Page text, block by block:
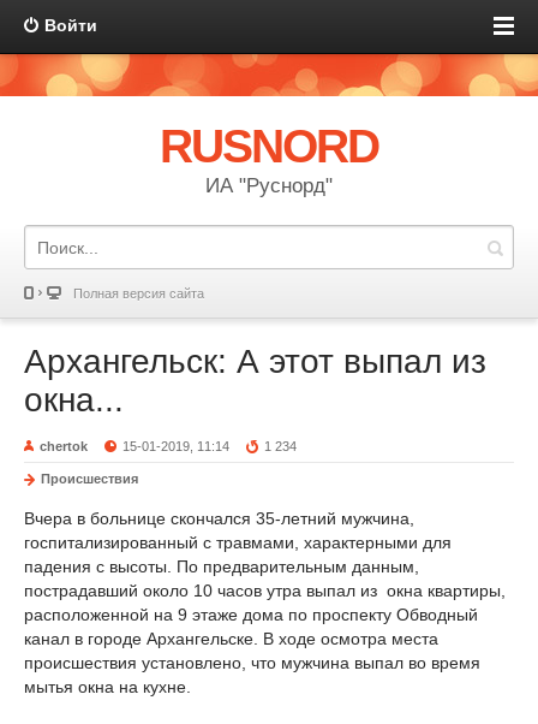
Войти
RUSNORD
ИА "Руснорд"
Полная версия сайта
Архангельск: А этот выпал из
окна...
chertok 15-01-2019, 11:14 1 234
Происшествия
Вчера в больнице скончался 35-летний мужчина,
госпитализированный с травмами, характерными для
падения с высоты. По предварительным данным,
пострадавший около 10 часов утра выпал из окна квартиры,
расположенной на 9 этаже дома по проспекту Обводный
канал в городе Архангельске. В ходе осмотра места
происшествия установлено, что мужчина выпал во время
мытья окна на кухне.